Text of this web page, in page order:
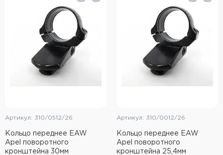
Тактическое снаряжение
Высокоточная стрельба
Спортивная стрельба
Пневматика
Ножи
Инструмент для заточки
Артикул: 310/0512/26
Кольцо переднее EAW
Apel поворотного
кронштейна 30мм
Артикул: 310/0012/26
Кольцо переднее EAW
Apel поворотного
кронштейна 25,4мм